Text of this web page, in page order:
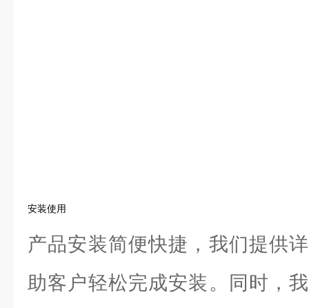
安装使用
产品安装简便快捷，我们提供
助客户轻松完成安装。同时，